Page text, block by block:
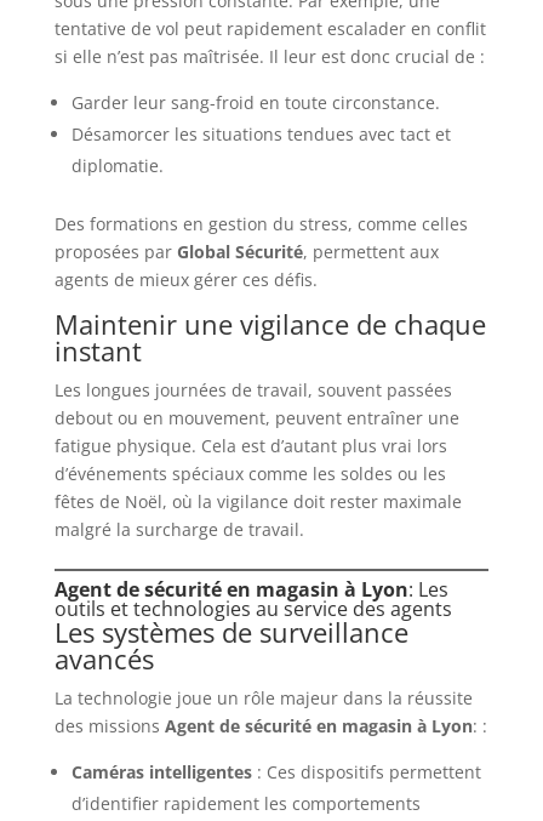
tentative de vol peut rapidement escalader en conflit
si elle n’est pas maîtrisée. Il leur est donc crucial de :
Garder leur sang-froid en toute circonstance.
Désamorcer les situations tendues avec tact et
diplomatie.
Des formations en gestion du stress, comme celles
proposées par Global Sécurité, permettent aux
agents de mieux gérer ces défis.
Maintenir une vigilance de chaque
instant
Les longues journées de travail, souvent passées
debout ou en mouvement, peuvent entraîner une
fatigue physique. Cela est d’autant plus vrai lors
d’événements spéciaux comme les soldes ou les
fêtes de Noël, où la vigilance doit rester maximale
malgré la surcharge de travail.
Agent de sécurité en magasin à Lyon: Les
outils et technologies au service des agents
Les systèmes de surveillance
avancés
La technologie joue un rôle majeur dans la réussite
des missions Agent de sécurité en magasin à Lyon: :
Caméras intelligentes: Ces dispositifs permettent
d’identifier rapidement les comportements